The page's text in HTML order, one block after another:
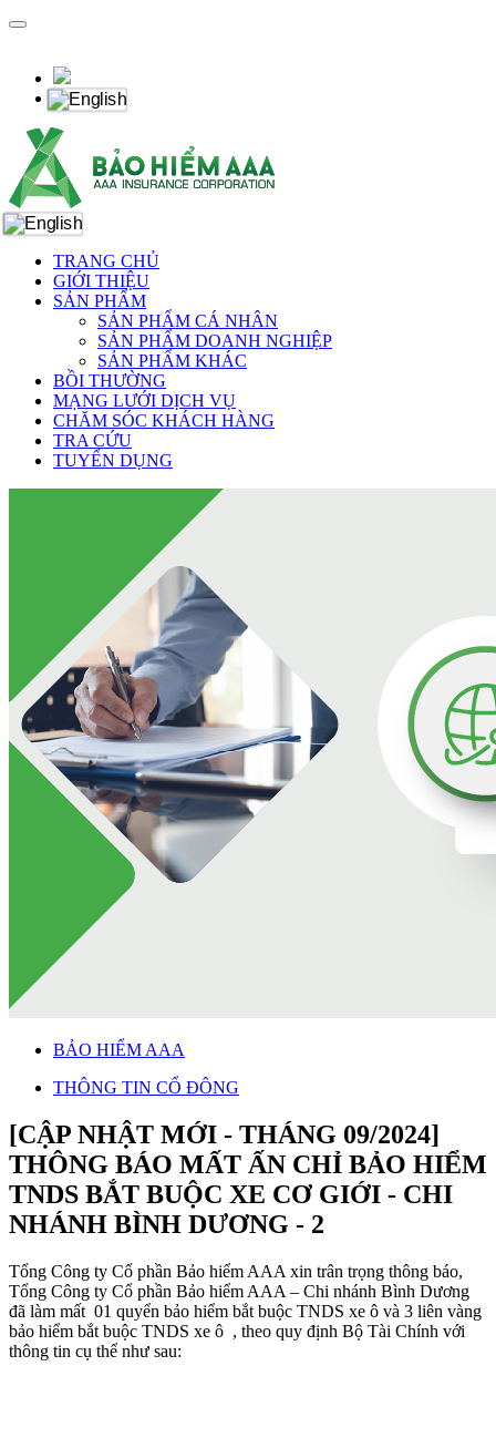
TRANG CHỦ
GIỚI THIỆU
SẢN PHẨM
SẢN PHẨM CÁ NHÂN
SẢN PHẨM DOANH NGHIỆP
SẢN PHẨM KHÁC
BỒI THƯỜNG
MẠNG LƯỚI DỊCH VỤ
CHĂM SÓC KHÁCH HÀNG
TRA CỨU
TUYỂN DỤNG
BẢO HIỂM AAA
THÔNG TIN CỔ ĐÔNG
[CẬP NHẬT MỚI - THÁNG 09/2024]
THÔNG BÁO MẤT ẤN CHỈ BẢO HIỂM
TNDS BẮT BUỘC XE CƠ GIỚI - CHI
NHÁNH BÌNH DƯƠNG - 2
Tổng Công ty Cổ phần Bảo hiểm AAA xin trân trọng thông báo,
Tổng Công ty Cổ phần Bảo hiểm AAA – Chi nhánh Bình Dương
đã làm mất 01 quyển bảo hiểm bắt buộc TNDS xe ô và 3 liên vàng
bảo hiểm bắt buộc TNDS xe ô , theo quy định Bộ Tài Chính với
thông tin cụ thể như sau: